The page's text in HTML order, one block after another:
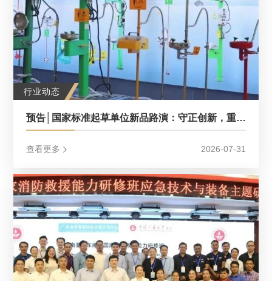
行业动态
预告│国家标准起草单位新品路演：守正创新，重新定义应急洗眼设备安全标准
查看更多 2026-07-31